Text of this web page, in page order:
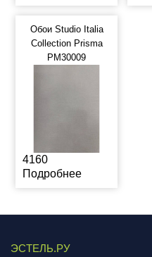
Обои Studio Italia
Collection Prisma
PM30009
4160
Подробнее
ЭСТЕЛЬ.РУ